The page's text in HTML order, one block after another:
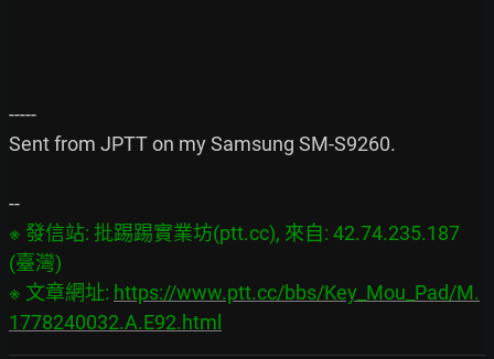
-----
Sent from JPTT on my Samsung SM-S9260.
※ 發信站: 批踢踢實業坊(ptt.cc), 來自: 42.74.235.187
(臺灣)
※ 文章網址: https://www.ptt.cc/bbs/Key_Mou_Pad/M.
1778240032.A.E92.html